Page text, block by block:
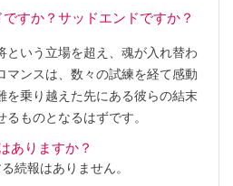
すか？サッドエンドですか？
という立場を超え、魂が入れ替わ
マンスは、数々の試練を経て感動
を乗り越えた先にある彼らの結末
ものとなるはずです。
ありますか？
続報はありません。